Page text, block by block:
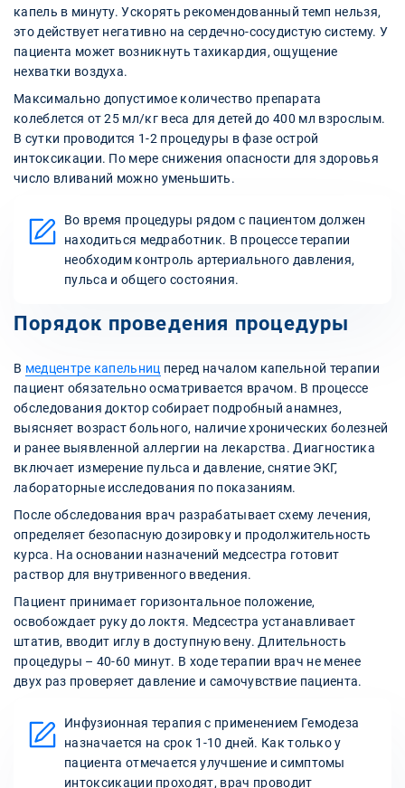
капель в минуту. Ускорять рекомендованный темп нельзя,
это действует негативно на сердечно-сосудистую систему. У
пациента может возникнуть тахикардия, ощущение
нехватки воздуха.
Максимально допустимое количество препарата
колеблется от 25 мл/кг веса для детей до 400 мл взрослым.
В сутки проводится 1-2 процедуры в фазе острой
интоксикации. По мере снижения опасности для здоровья
число вливаний можно уменьшить.
Во время процедуры рядом с пациентом должен
находиться медработник. В процессе терапии
необходим контроль артериального давления,
пульса и общего состояния.
Порядок проведения процедуры
В медцентре капельниц перед началом капельной терапии
пациент обязательно осматривается врачом. В процессе
обследования доктор собирает подробный анамнез,
выясняет возраст больного, наличие хронических болезней
и ранее выявленной аллергии на лекарства. Диагностика
включает измерение пульса и давление, снятие ЭКГ,
лабораторные исследования по показаниям.
После обследования врач разрабатывает схему лечения,
определяет безопасную дозировку и продолжительность
курса. На основании назначений медсестра готовит
раствор для внутривенного введения.
Пациент принимает горизонтальное положение,
освобождает руку до локтя. Медсестра устанавливает
штатив, вводит иглу в доступную вену. Длительность
процедуры – 40-60 минут. В ходе терапии врач не менее
двух раз проверяет давление и самочувствие пациента.
Инфузионная терапия с применением Гемодеза
назначается на срок 1-10 дней. Как только у
пациента отмечается улучшение и симптомы
интоксикации проходят, врач проводит